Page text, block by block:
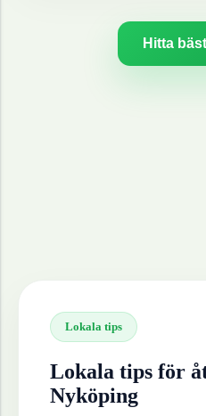
Hitta
Lokala tips
Lokala tips för
Nyköping